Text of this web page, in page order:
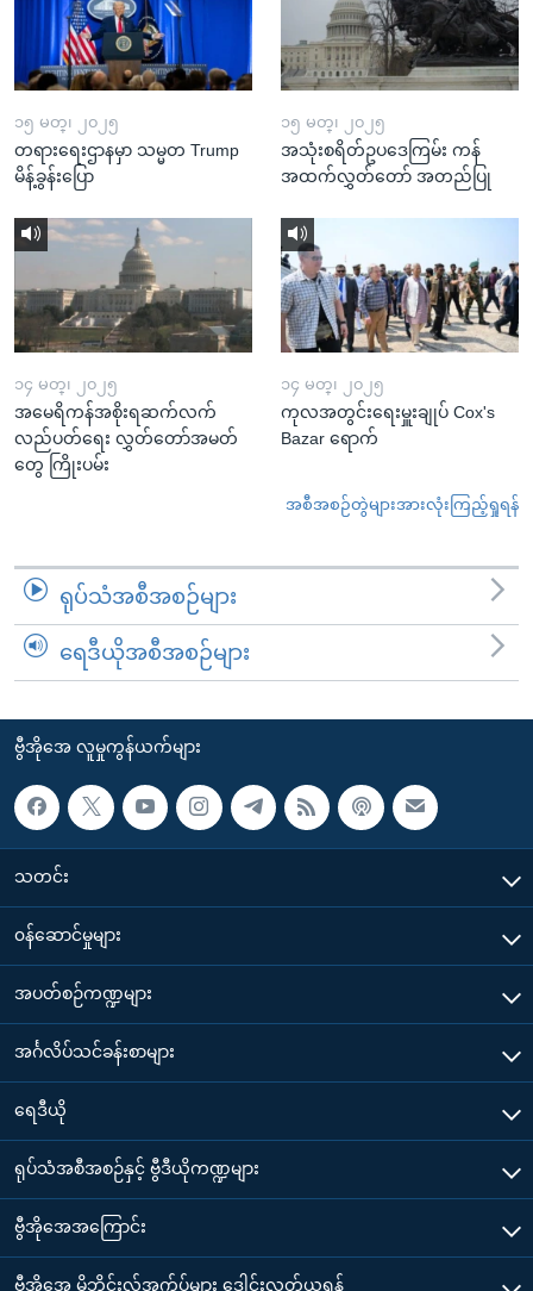
၁၅ မတ္၊ ၂၀၂၅
တရားရေးဌာနမှာ သမ္မတ Trump
မိန့်ခွန်းပြော
၁၅ မတ္၊ ၂၀၂၅
အသုံးစရိတ်ဥပဒေကြမ်း ကန်
အထက်လွှတ်တော် အတည်ပြု
၁၄ မတ္၊ ၂၀၂၅
အမေရိကန်အစိုးရဆက်လက်
လည်ပတ်ရေး လွှတ်တော်အမတ်
တွေ ကြိုးပမ်း
၁၄ မတ္၊ ၂၀၂၅
ကုလအတွင်းရေးမှူးချုပ် Cox's
Bazar ရောက်
အစီအစဉ်တွဲများအားလုံးကြည့်ရှုရန်
ရုပ်သံအစီအစဉ်များ
ရေဒီယိုအစီအစဉ်များ
ဗွီအိုအေ လူမှုကွန်ယက်များ
သတင်း
၀န်ဆောင်မှုများ
အပတ်စဉ်ကဏ္ဍများ
အင်္ဂလိပ်သင်ခန်းစာများ
ရေဒီယို
ရုပ်သံအစီအစဉ်နှင့် ဗွီဒီယိုကဏ္ဍများ
ဗွီအိုအေအကြောင်း
ဗွီအိုအေ မိုဘိုင်းလ်အက်ပ်များ ဒေါင်းလုတ်ယူရန်